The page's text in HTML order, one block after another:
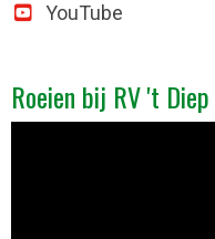
YouTube
Roeien bij RV 't Diep